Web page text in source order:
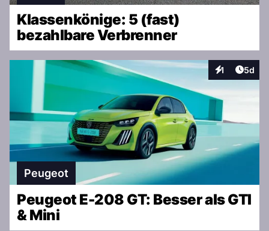
Klassenkönige: 5 (fast)
bezahlbare Verbrenner
1
Interaktionen
5d
Peugeot
Peugeot E-208 GT: Besser als GTI
& Mini